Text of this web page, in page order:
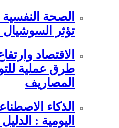
تؤثر
طرق عملية
المصاريف
اليومية :